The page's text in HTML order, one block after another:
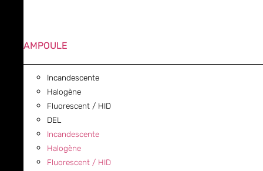
AMPOULE
Incandescente
Halogène
Fluorescent / HID
DEL
Incandescente
Halogène
Fluorescent / HID